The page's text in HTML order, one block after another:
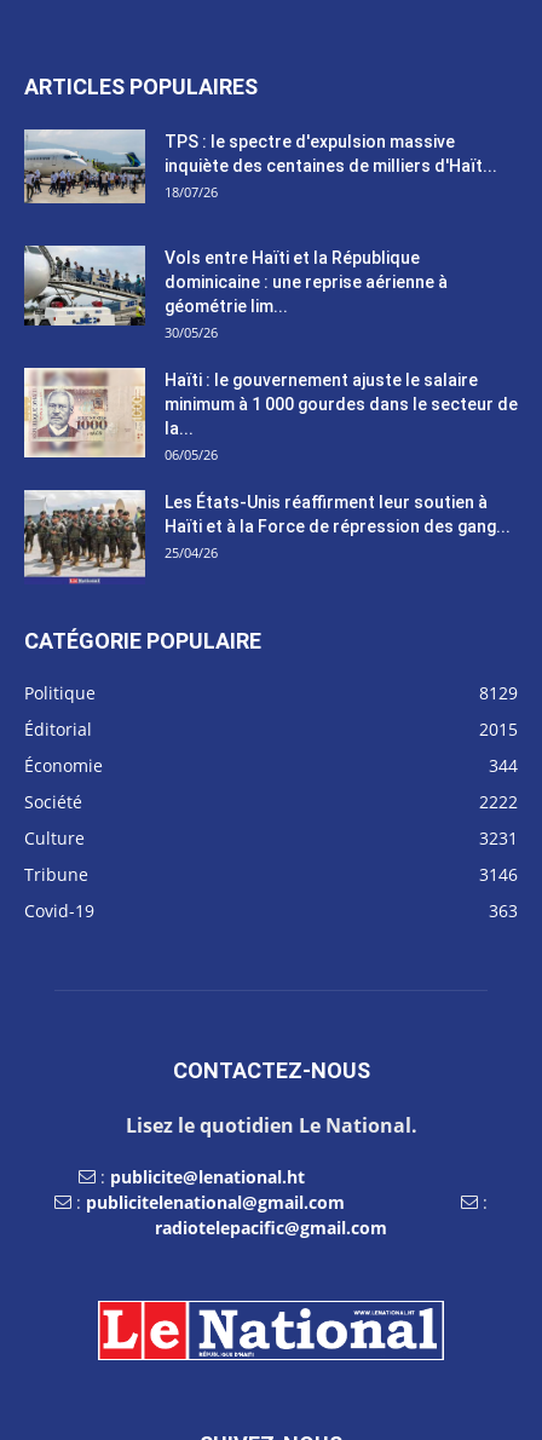
ARTICLES POPULAIRES
TPS : le spectre d'expulsion massive
inquiète des centaines de milliers d'Haït...
18/07/26
Vols entre Haïti et la République
dominicaine : une reprise aérienne à
géométrie lim...
30/05/26
Haïti : le gouvernement ajuste le salaire
minimum à 1 000 gourdes dans le secteur de
la...
06/05/26
Les États-Unis réaffirment leur soutien à
Haïti et à la Force de répression des gang...
25/04/26
CATÉGORIE POPULAIRE
Politique
8129
Éditorial
2015
Économie
344
Société
2222
Culture
3231
Tribune
3146
Covid-19
363
CONTACTEZ-NOUS
Lisez le quotidien Le National.
: publicite@lenational.ht
: publicitelenational@gmail.com
:
radiotelepacific@gmail.com